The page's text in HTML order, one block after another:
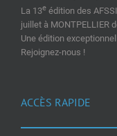
La 13e édition des
juillet à MONTPELLIER
Une édition
Rejoignez-nous !
ACCÈS RAPIDE